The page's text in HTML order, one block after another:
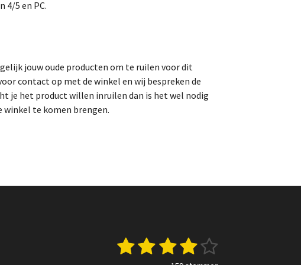
4/5 en PC.
jouw oude producten om te ruilen voor dit
contact op met de winkel en wij bespreken de
je het product willen inruilen dan is het wel nodig
winkel te komen brengen.
1 2 3 4 5